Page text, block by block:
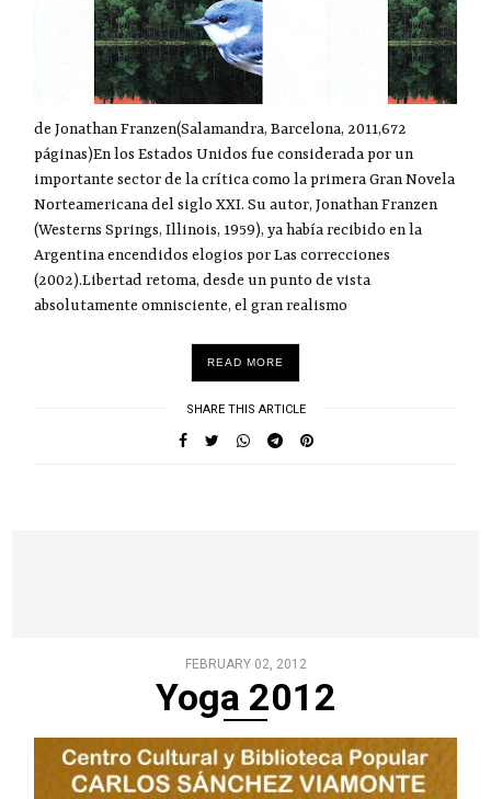
de Jonathan Franzen(Salamandra, Barcelona, 2011,672
páginas)En los Estados Unidos fue considerada por un
importante sector de la crítica como la primera Gran Novela
Norteamericana del siglo XXI. Su autor, Jonathan Franzen
(Westerns Springs, Illinois, 1959), ya había recibido en la
Argentina encendidos elogios por Las correcciones
(2002).Libertad retoma, desde un punto de vista
absolutamente omnisciente, el gran realismo
READ MORE
SHARE THIS ARTICLE
FEBRUARY 02, 2012
Yoga 2012